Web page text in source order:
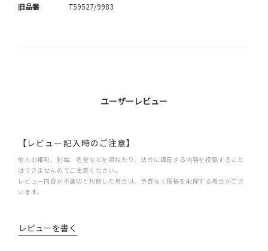
旧品番 T59527/9983
ユーザーレビュー
【レビュー記入時のご注意】
他人の権利、利益、名誉などを損ねたり、法令に違反する内容を投稿すること
はできませんのでご注意ください。
レビュー内容が不適切と判断した場合は、予告なく投稿を削除する場合がござ
います。
レビューを書く